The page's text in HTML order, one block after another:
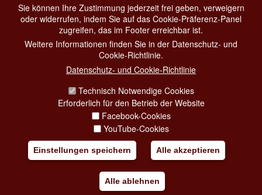
Sie können Ihre Zustimmung jederzeit frei geben, verweigern
oder widerrufen, indem Sie auf das Cookie-Präferenz-Panel
zugreifen, das im Footer erreichbar ist.
Weitere Informationen finden Sie in der Datenschutz- und
Cookie-Richtlinie.
Datenschutz- und Cookie-Richtlinie
Technisch Notwendige Cookies
Erforderlich für den Betrieb der Website
Facebook-Cookies
YouTube-Cookies
Einstellungen speichern Alle akzeptieren
Alle ablehnen